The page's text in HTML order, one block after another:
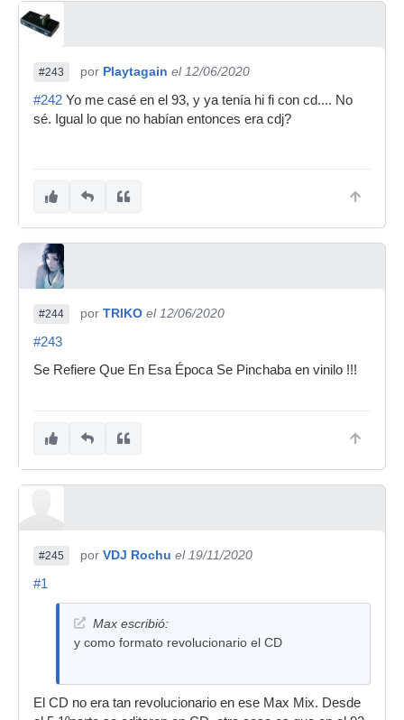
#243 por Playtagain el 12/06/2020
#242 Yo me casé en el 93, y ya tenía hi fi con cd.... No
sé. Igual lo que no habían entonces era cdj?
#244 por TRIKO el 12/06/2020
#243
Se Refiere Que En Esa Época Se Pinchaba en vinilo !!!
#245 por VDJ Rochu el 19/11/2020
#1
Max escribió:
y como formato revolucionario el CD
El CD no era tan revolucionario en ese Max Mix. Desde